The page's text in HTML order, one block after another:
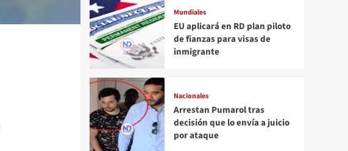
Mundiales
EU aplicará en RD plan piloto
de fianzas para visas de
inmigrante
Nacionales
Arrestan Pumarol tras
decisión que lo envía a juicio
por ataque